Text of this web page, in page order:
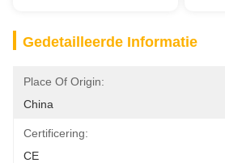
Gedetailleerde Informatie
Place Of Origin:
China
Certificering:
CE